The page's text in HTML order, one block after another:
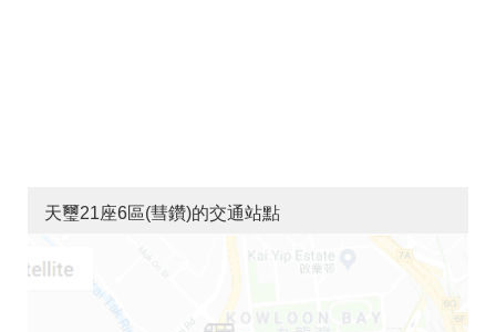
天璽21座6區(彗鑽)的交通站點